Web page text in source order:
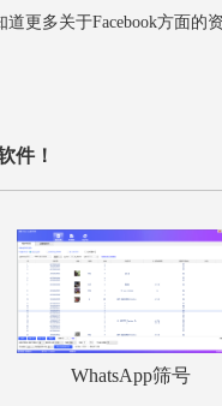
更多关于Facebook方面的
件！
WhatsApp筛号